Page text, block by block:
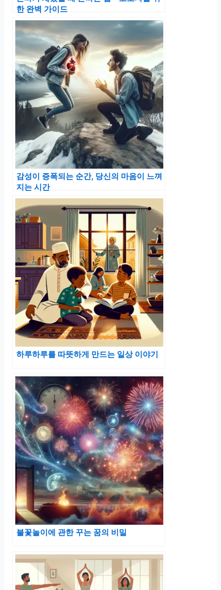
한 완벽 가이드
감성이 증폭되는 순간, 당신의 마음이 느껴
지는 시간
하루하루를 따뜻하게 만드는 일상 이야기
불꽃놀이에 관한 꾸는 꿈의 비밀